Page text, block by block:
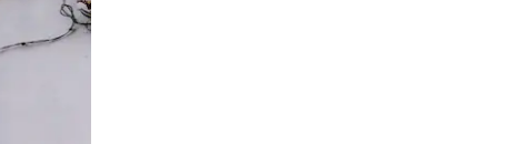
deslizando o dedo na tela.